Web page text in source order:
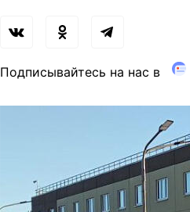
Подписывайтесь на нас в